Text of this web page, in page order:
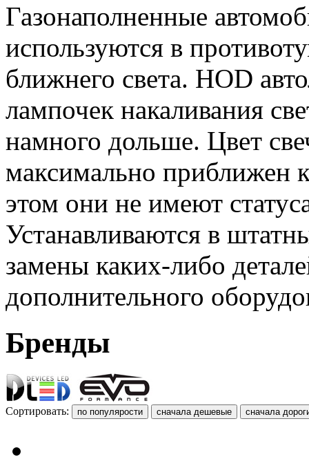
Газонаполненные
используются в
ближнего света. HOD
лампочек накаливания
намного дольше. Цвет
максимально приближен
этом они не имеют
Устанавливаются в
замены каких-либо
дополнительного
Бренды
Сортировать: